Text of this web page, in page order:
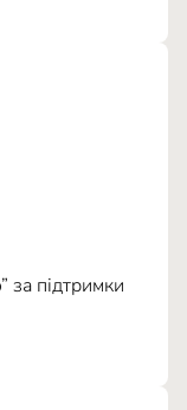
за підтримки